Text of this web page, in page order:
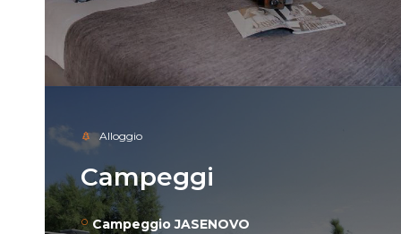
Alloggio
Campeggi
Campeggio JASENOVO